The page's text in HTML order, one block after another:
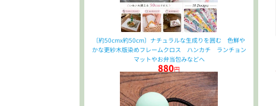
〔約50cmx約50cm〕ナチュラルな生成りを囲む 色鮮や
かな更紗木版染めフレームクロス ハンカチ ランチョン
マットやお弁当包みなどへ
880円